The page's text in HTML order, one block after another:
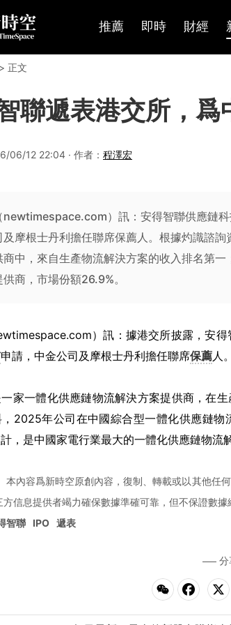
推薦 即時 財經
> 正文
聯遞表港交所，
06/12 22:04 · 作者： 程澤宏
newtimespace.com）訊：安得智聯供應鏈
及摩根士丹利擔任聯席保薦人。根據灼識諮
商中，來自生產物流解決方案的收入排名第
商，市場份額26.9%。
）訊：據港交所披露，安得
申請，中金公司及摩根士丹利擔任聯席保薦人。
家一體化供應鏈物流解決方案提供商，在
2025年公司在中國綜合型一體化供應鏈
，是中國家電行業最大的一體化供應鏈物流
本內容爲新時空原創內容，復制、轉載或以其他任
方信息提供者竭力確保數據準確可靠，但不保證數
智聯 IPO 遞表
分